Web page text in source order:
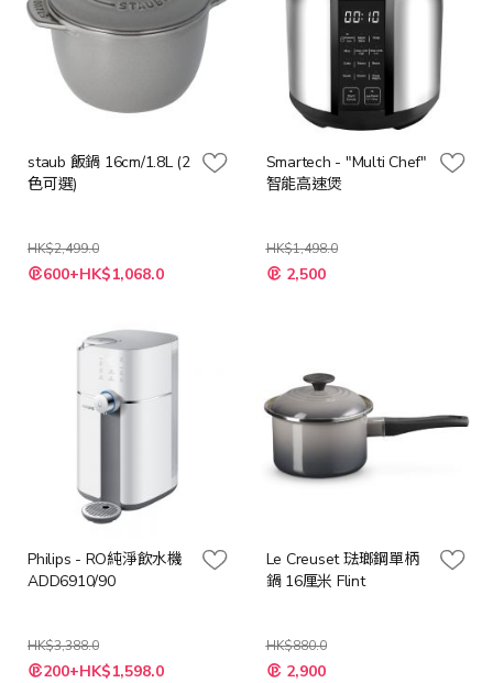
staub 飯鍋 16cm/1.8L (2
色可選)
HK$2,499.0
600+HK$1,068.0
Smartech - "Multi Chef"
智能高速煲
HK$1,498.0
特
殊 2,500
Philips - RO純淨飲水機
ADD6910/90
HK$3,388.0
特
殊 200+HK$1,598.0
Le Creuset 琺瑯鋼單柄
鍋 16厘米 Flint
HK$880.0
特
殊 2,900